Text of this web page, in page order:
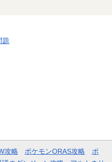
題
攻略 ポケモンORAS攻略
ポ